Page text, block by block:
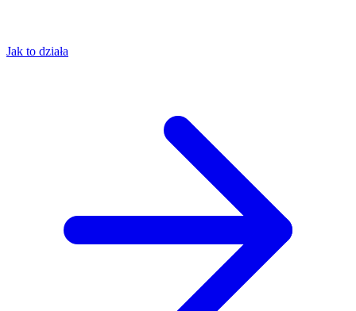
Jak to działa